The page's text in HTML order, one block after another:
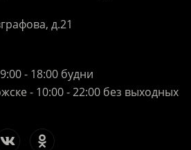
д.21
- 18:00 будни
- 10:00 - 22:00 без выходных